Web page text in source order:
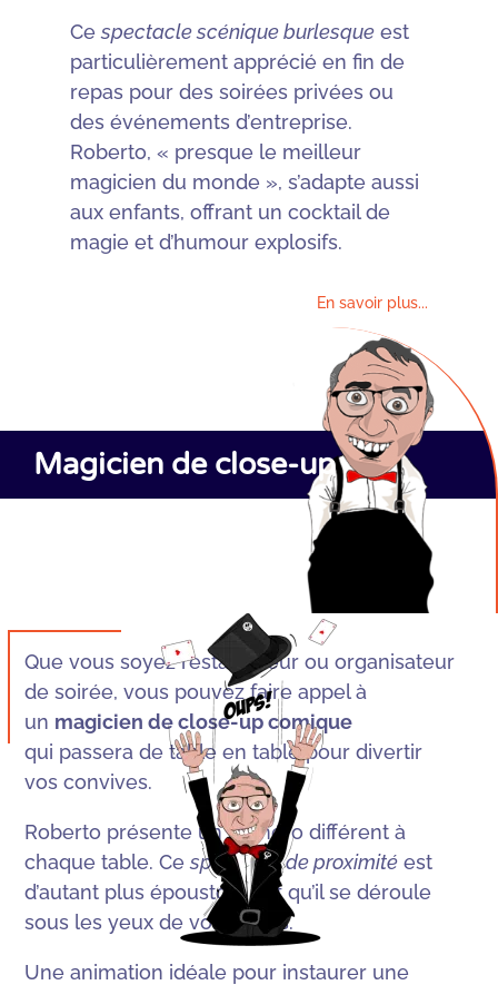
Cespectacle scénique burlesqueest
particulièrement apprécié en fin de
repas pour des soirées privées ou
des événements d’entreprise.
Roberto, « presque le meilleur
magicien du monde », s’adapte aussi
aux enfants, offrant un cocktail de
magie et d’humour explosifs.
En savoir plus...
Magicien de close-up
Que vous soyez restaurateur ou organisateur
de soirée, vous pouvez faire appel à
un magicien de close-up comique
qui passera de table en table pour divertir
vos convives.
Roberto présente un numéro différent à
chaque table. Cespectacle de proximité est
d’autant plus époustouflant qu’il se déroule
sous les yeux de vos invités.
Une animation idéale pour instaurer une